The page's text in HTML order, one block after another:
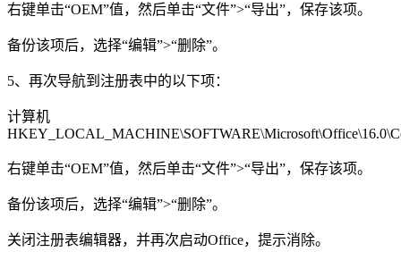
右键单击“OEM”值，然后单击“文件”>“导出”，保存该项。
备份该项后，选择“编辑”>“删除”。
5、再次导航到注册表中的以下项：
计算机
右键单击“OEM”值，然后单击“文件”>“导出”，保存该项。
备份该项后，选择“编辑”>“删除”。
关闭注册表编辑器，并再次启动Office，提示消除。